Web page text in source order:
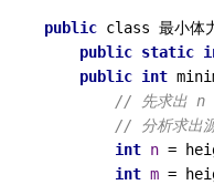
public class 最小体
public static
public int
// 先求出 n
// 分析求出
int n =
int m =